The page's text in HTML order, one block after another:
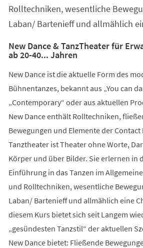
Rolltechniken, wesentliche
Laban/ Bartenieff und allmählich
New Dance & TanzTheater für
ab 20-40... Jahren
New Dance ist die aktuelle Form des
Bühnentanzes, bekannt aus „You can
„Contemporary“ oder aus aktuellen
New Dance enthält Rolltechniken,
Bewegungen und Elemente der
Tanztheater ist Theater ohne Worte,
Körper und über Bilder. Sie erlernen in
Einführung in das Tanzen im
und Rolltechniken, wesentliche
Laban/ Bartenieff und allmählich eine
diesem Kurs bietet sich seit Langem
„gesündesten Tanzstil“ der aktuellen
New Dance bietet: Fließende